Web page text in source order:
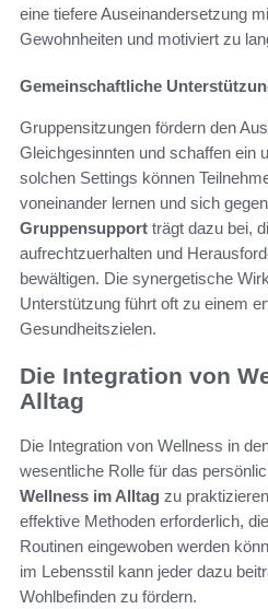
eine tiefere Auseinandersetzung
Gewohnheiten und motiviert zu
Gemeinschaftliche
Gruppensitzungen fördern den
Gleichgesinnten und schaffen ein
solchen Settings können
voneinander lernen und sich
Gruppensupport trägt dazu bei,
aufrechtzuerhalten und
bewältigen. Die synergetische
Unterstützung führt oft zu einem
Gesundheitszielen.
Die Integration von
Alltag
Die Integration von Wellness in
wesentliche Rolle für das
Wellness im Alltag zu
effektive Methoden erforderlich,
Routinen eingewoben werden
im Lebensstil kann jeder dazu
Wohlbefinden zu fördern.